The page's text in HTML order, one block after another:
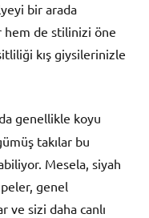
bir arada
hem de stilinizi öne
kış giysilerinizle
genellikle koyu
takılar bu
Mesela, siyah
genel
ve sizi daha canlı